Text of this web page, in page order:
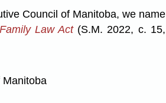
Council of Manitoba, we name
Law Act(S.M. 2022, c. 15,
Manitoba